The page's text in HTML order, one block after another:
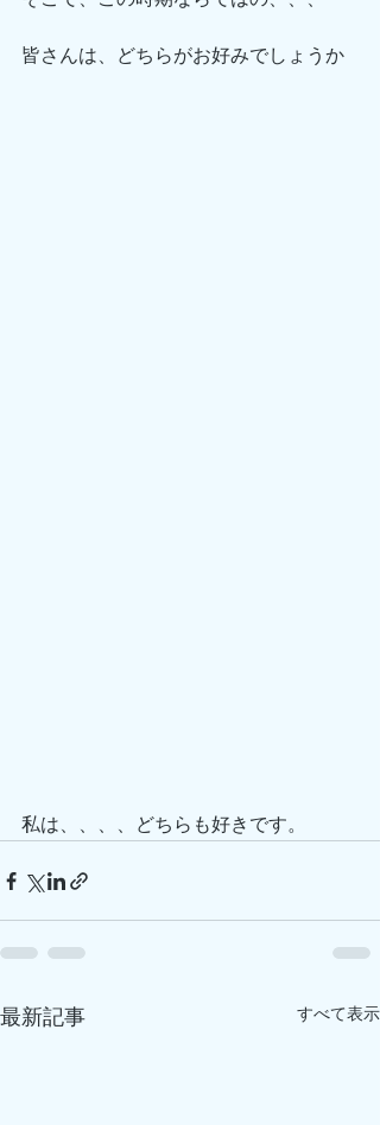
皆さんは、どちらがお好みでしょうか
私は、、、、どちらも好きです。
最新記事 すべて表示